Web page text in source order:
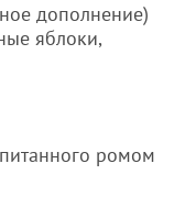
дополнение)
яблоки,
ромом